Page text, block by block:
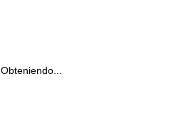
Obteniendo...